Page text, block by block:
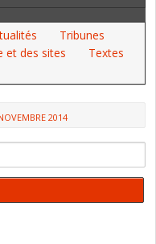
Tribunes
et des sites
Textes
2014